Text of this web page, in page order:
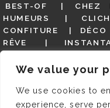
We value your
We use cookies to
experience, serve
BEST-OF
CHEZ
HUMEURS
CONFITURE
DÉCO
RÊVE
MES ADRESSES
GUIDE
PARIS EN
REVUE DE PRESSE